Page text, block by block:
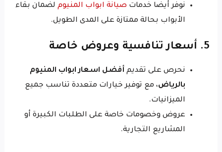
نوفر أيضا خدمات صيانة ابواب المنيوم لضمان بقاء
الأبواب بحالة ممتازة على المدى الطويل.
5. أسعار تنافسية وعروض خاصة
نحرص على تقديم أفضل اسعار ابواب المنيوم
بالرياض، مع توفير خيارات متعددة تناسب جميع
الميزانيات.
عروض وخصومات خاصة على الطلبات الكبيرة أو
المشاريع التجارية.